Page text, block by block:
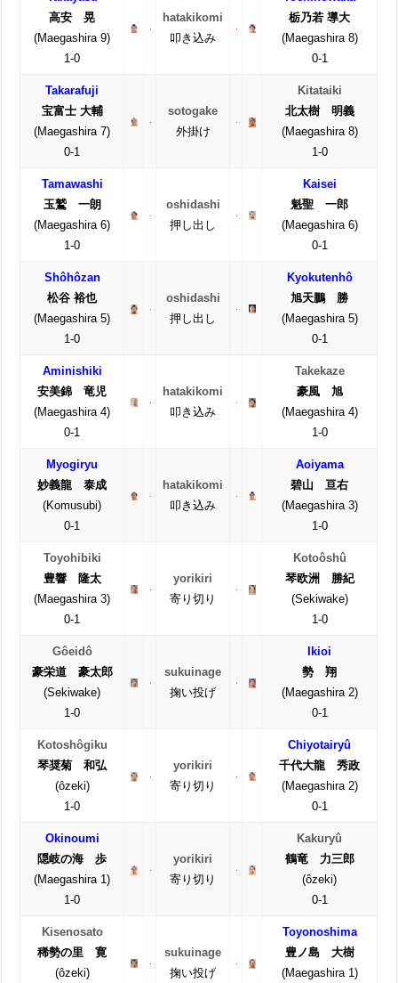
高安 晃
(Maegashira 9)
1-0
hatakikomi
叩き込み
栃乃若 導大
(Maegashira 8)
0-1
Takarafuji
宝富士 大輔
(Maegashira 7)
0-1
sotogake
外掛け
Kitataiki
北太樹 明義
(Maegashira 8)
1-0
Tamawashi
玉鷲 一朗
(Maegashira 6)
1-0
oshidashi
押し出し
Kaisei
魁聖 一郎
(Maegashira 6)
0-1
Shôhôzan
松谷 裕也
(Maegashira 5)
1-0
oshidashi
押し出し
Kyokutenhô
旭天鵬 勝
(Maegashira 5)
0-1
Aminishiki
安美錦 竜児
(Maegashira 4)
0-1
hatakikomi
叩き込み
Takekaze
豪風 旭
(Maegashira 4)
1-0
Myogiryu
妙義龍 泰成
(Komusubi)
0-1
hatakikomi
叩き込み
Aoiyama
碧山 亘右
(Maegashira 3)
1-0
Toyohibiki
豊響 隆太
(Maegashira 3)
0-1
yorikiri
寄り切り
Kotoôshû
琴欧洲 勝紀
(Sekiwake)
1-0
Gôeidô
豪栄道 豪太郎
(Sekiwake)
1-0
sukuinage
掬い投げ
Ikioi
勢 翔
(Maegashira 2)
0-1
Kotoshôgiku
琴奨菊 和弘
(ôzeki)
1-0
yorikiri
寄り切り
Chiyotairyû
千代大龍 秀政
(Maegashira 2)
0-1
Okinoumi
隠岐の海 歩
(Maegashira 1)
1-0
yorikiri
寄り切り
Kakuryû
鶴竜 力三郎
(ôzeki)
0-1
Kisenosato
稀勢の里 寛
(ôzeki)
sukuinage
掬い投げ
Toyonoshima
豊ノ島 大樹
(Maegashira 1)